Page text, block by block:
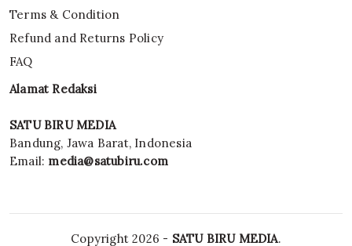
Terms & Condition
Refund and Returns Policy
FAQ
Alamat Redaksi
SATU BIRU MEDIA
Bandung, Jawa Barat, Indonesia
Email: media@satubiru.com
Copyright 2026 - SATU BIRU MEDIA.